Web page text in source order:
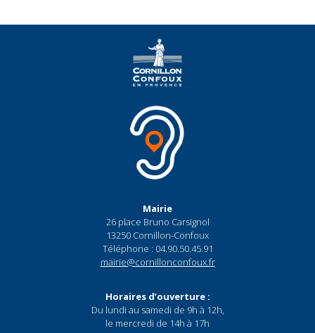
Mairie
26 place Bruno Carsignol
13250 Cornillon-Confoux
Téléphone : 04.90.50.45.91
mairie@cornillonconfoux.fr
Horaires d’ouverture :
Du lundi au samedi de 9h à 12h,
le mercredi de 14h à 17h